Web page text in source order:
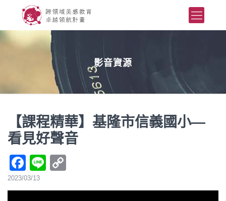
影音資源
【課程精華】基隆市信義國小—
看見好聲音
Facebook
Line
2023/03/13